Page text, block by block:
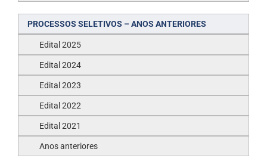
PROCESSOS SELETIVOS – ANOS ANTERIORES
Edital 2025
Edital 2024
Edital 2023
Edital 2022
Edital 2021
Anos anteriores